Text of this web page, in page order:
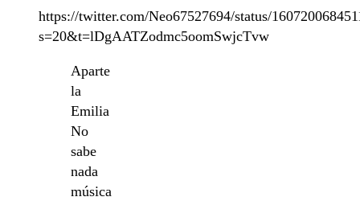
https://twitter.com/Neo67527694/status/
s=20&t=lDgAATZodmc5oomSwjcTvw
Aparte
la
Emilia
No
sabe
nada
música